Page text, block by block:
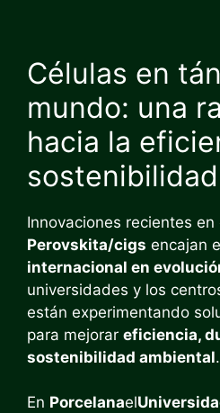
Células en
mundo: una
hacia la
sostenibilidad
Innovaciones recientes en
Perovskita/cigs encajan
internacional en
universidades y los
están experimentando
para mejorar eficiencia,
sostenibilidad ambiental.
En Porcelanael